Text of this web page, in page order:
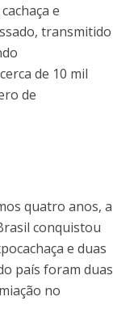
e
transmitido
de 10 mil
de
quatro anos, a
conquistou
e duas
país foram duas
no